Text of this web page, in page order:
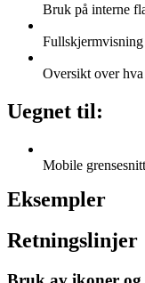
Bruk på interne
Fullskjermvisning
Oversikt over
Uegnet til:
Mobile grensesnitt
Eksempler
Retningslinjer